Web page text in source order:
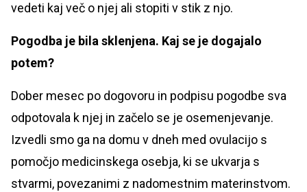
vedeti kaj več o njej ali stopiti v stik z njo.
Pogodba je bila sklenjena. Kaj se je dogajalo
potem?
Dober mesec po dogovoru in podpisu pogodbe sva
odpotovala k njej in začelo se je osemenjevanje.
Izvedli smo ga na domu v dneh med ovulacijo s
pomočjo medicinskega osebja, ki se ukvarja s
stvarmi, povezanimi z nadomestnim materinstvom.